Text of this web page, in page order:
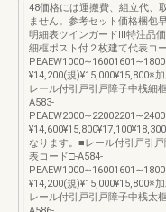
48価格には運搬費、組立代、
ません。参考セット価格梱包
明細表ツインガードⅢ特注品
細框ポスト付２枚建て代表コ
¥14,200(規)¥15,000¥15,800※
レール付引戸引戸障子中桟細
A583-
なります。■レール付引戸引
表コード□-A584-
¥14,200(規)¥15,000¥15,800※
レール付引戸引戸障子中桟太